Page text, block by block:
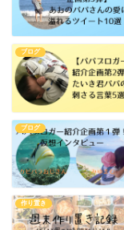
ブログ
ブログ
作り置き